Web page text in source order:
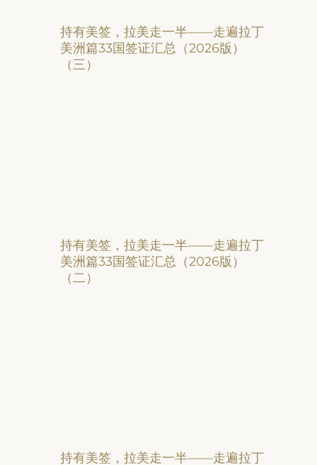
持有美签，拉美走一半——走遍拉丁
美洲篇33国签证汇总（2026版）
（三）
持有美签，拉美走一半——走遍拉丁
美洲篇33国签证汇总（2026版）
（二）
持有美签，拉美走一半——走遍拉丁